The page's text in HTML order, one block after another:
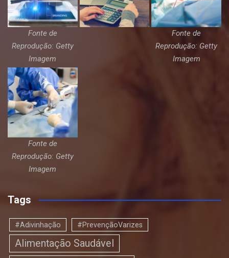
Fonte de
Reprodução: Getty
Imagem
Fonte de
Reprodução: Getty
Imagem
Fonte de
Reprodução: Getty
Imagem
Tags
#Adivinhação #PrevençãoVarizes
Alimentação Saudável